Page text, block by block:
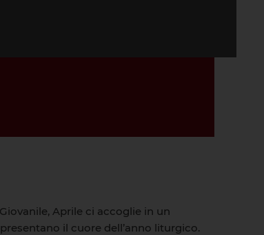
Aprile ci accoglie in un
il cuore dell’anno liturgico.